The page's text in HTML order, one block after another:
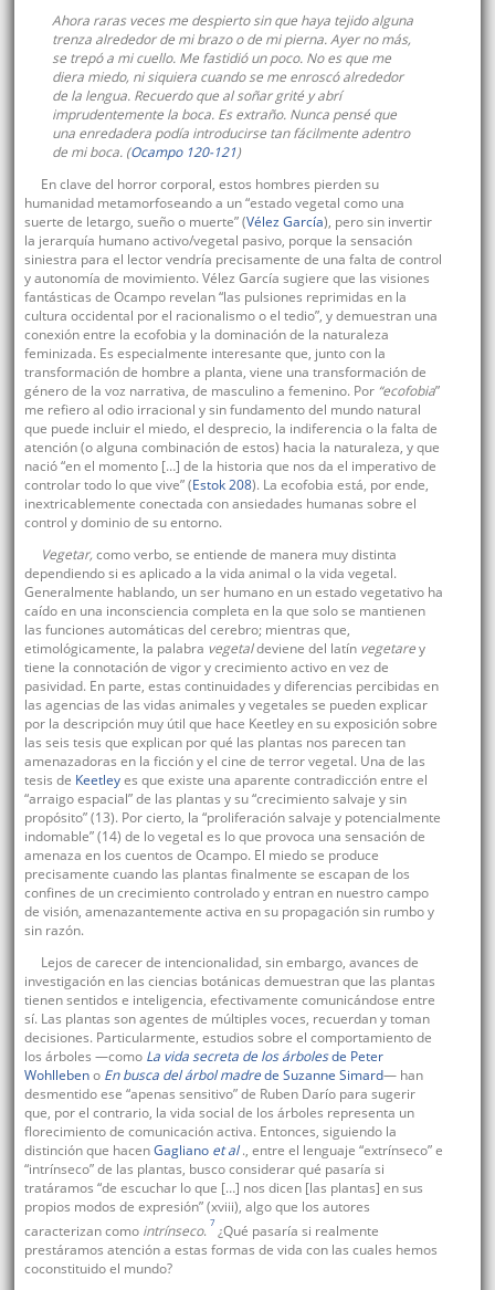
Ahora raras veces me despierto sin que haya tejido alguna
trenza alrededor de mi brazo o de mi pierna. Ayer no más,
se trepó a mi cuello. Me fastidió un poco. No es que me
diera miedo, ni siquiera cuando se me enroscó alrededor
de la lengua. Recuerdo que al soñar grité y abrí
imprudentemente la boca. Es extraño. Nunca pensé que
una enredadera podía introducirse tan fácilmente adentro
de mi boca. (Ocampo 120-121)
En clave del horror corporal, estos hombres pierden su
humanidad metamorfoseando a un “estado vegetal como una
suerte de letargo, sueño o muerte” (Vélez García), pero sin invertir
la jerarquía humano activo/vegetal pasivo, porque la sensación
siniestra para el lector vendría precisamente de una falta de control
y autonomía de movimiento. Vélez García sugiere que las visiones
fantásticas de Ocampo revelan “las pulsiones reprimidas en la
cultura occidental por el racionalismo o el tedio”, y demuestran una
conexión entre la ecofobia y la dominación de la naturaleza
feminizada. Es especialmente interesante que, junto con la
transformación de hombre a planta, viene una transformación de
género de la voz narrativa, de masculino a femenino. Por “ecofobia”
me refiero al odio irracional y sin fundamento del mundo natural
que puede incluir el miedo, el desprecio, la indiferencia o la falta de
atención (o alguna combinación de estos) hacia la naturaleza, y que
nació “en el momento […] de la historia que nos da el imperativo de
controlar todo lo que vive” (Estok 208). La ecofobia está, por ende,
inextricablemente conectada con ansiedades humanas sobre el
control y dominio de su entorno.
Vegetar, como verbo, se entiende de manera muy distinta
dependiendo si es aplicado a la vida animal o la vida vegetal.
Generalmente hablando, un ser humano en un estado vegetativo ha
caído en una inconsciencia completa en la que solo se mantienen
las funciones automáticas del cerebro; mientras que,
etimológicamente, la palabra vegetaldeviene del latín vegetarey
tiene la connotación de vigor y crecimiento activo en vez de
pasividad. En parte, estas continuidades y diferencias percibidas en
las agencias de las vidas animales y vegetales se pueden explicar
por la descripción muy útil que hace Keetley en su exposición sobre
las seis tesis que explican por qué las plantas nos parecen tan
amenazadoras en la ficción y el cine de terror vegetal. Una de las
tesis de Keetleyes que existe una aparente contradicción entre el
“arraigo espacial” de las plantas y su “crecimiento salvaje y sin
propósito” (13). Por cierto, la “proliferación salvaje y potencialmente
indomable” (14) de lo vegetal es lo que provoca una sensación de
amenaza en los cuentos de Ocampo. El miedo se produce
precisamente cuando las plantas finalmente se escapan de los
confines de un crecimiento controlado y entran en nuestro campo
de visión, amenazantemente activa en su propagación sin rumbo y
sin razón.
Lejos de carecer de intencionalidad, sin embargo, avances de
investigación en las ciencias botánicas demuestran que las plantas
tienen sentidos e inteligencia, efectivamente comunicándose entre
sí. Las plantas son agentes de múltiples voces, recuerdan y toman
decisiones. Particularmente, estudios sobre el comportamiento de
los árboles —como La vida secreta de los árbolesde Peter
Wohllebeno En busca del árbol madrede Suzanne Simard— han
desmentido ese “apenas sensitivo” de Ruben Darío para sugerir
que, por el contrario, la vida social de los árboles representa un
florecimiento de comunicación activa. Entonces, siguiendo la
distinción que hacenGagliano et al ., entre el lenguaje “extrínseco” e
“intrínseco” de las plantas, busco considerar qué pasaría si
tratáramos “de escuchar lo que […] nos dicen [las plantas] en sus
propios modos de expresión” (xviii), algo que los autores
caracterizan como intrínseco. 7¿Qué pasaría si realmente
prestáramos atención a estas formas de vida con las cuales hemos
coconstituido el mundo?